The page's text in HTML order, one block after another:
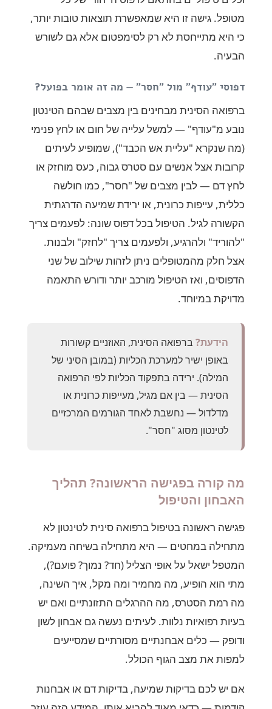
מטופל. גישה זו היא שמאפשרת תוצאות טובות יותר,
כי היא מתייחסת לא רק לסימפטום אלא גם לשורש
הבעיה.
דפוסי "עודף" מול "חסר" — מה זה אומר בפועל?
ברפואה הסינית מבחינים בין מצבים שבהם הטינטון
נובע מ"עודף" — למשל עלייה של חום או לחץ פנימי
(מה שנקרא "עליית אש הכבד"), שמופיע לעיתים
קרובות אצל אנשים עם סטרס גבוה, כעס מוחזק או
לחץ דם — לבין מצבים של "חסר", כמו חולשה
כללית, עייפות כרונית, או ירידת שמיעה הדרגתית
הקשורה לגיל. הטיפול בכל דפוס שונה: לפעמים צריך
"להוריד" ולהרגיע, ולפעמים צריך "לחזק" ולבנות.
אצל חלק מהמטופלים ניתן לזהות שילוב של שני
הדפוסים, ואז הטיפול מורכב יותר ודורש התאמה
מדויקת במיוחד.
הידעת? ברפואה הסינית, האוזניים קשורות
באופן ישיר למערכת הכליות (במובן הסיני של
המילה). ירידה בתפקוד הכליות לפי הרפואה
הסינית — בין אם מגיל, מעייפות כרונית או
מדלדול — נחשבת לאחד הגורמים המרכזיים
לטינטון מסוג "חסר".
מה קורה בפגישה הראשונה? תהליך
האבחון והטיפול
פגישה ראשונה בטיפול ברפואה סינית לטינטון לא
מתחילה במחטים — היא מתחילה בשיחה מעמיקה.
המטפל ישאל על אופי הצליל (חד? נמוך? פועם?),
מתי הוא הופיע, מה מחמיר ומה מקל, איך השינה,
מה רמת הסטרס, מה ההרגלים התזונתיים ואם יש
בעיות רפואיות נלוות. לעיתים נעשה גם אבחון לשון
ודופק — כלים אבחנתיים מסורתיים שמסייעים
למפות את מצב הגוף הכולל.
אם יש לכם בדיקות שמיעה, בדיקות דם או אבחנות